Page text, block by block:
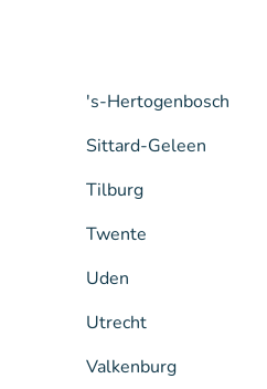
's-Hertogenbosch
Sittard-Geleen
Tilburg
Twente
Uden
Utrecht
Valkenburg